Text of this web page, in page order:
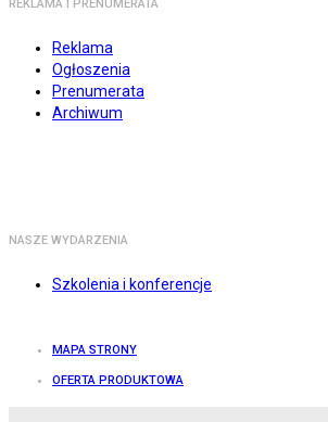
REKLAMA I PRENUMERATA
Reklama
Ogłoszenia
Prenumerata
Archiwum
NASZE WYDARZENIA
Szkolenia i konferencje
MAPA STRONY
OFERTA PRODUKTOWA